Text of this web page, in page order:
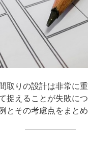
取りの設計は非常に
捉えることが失敗に
とその考慮点をまとめ